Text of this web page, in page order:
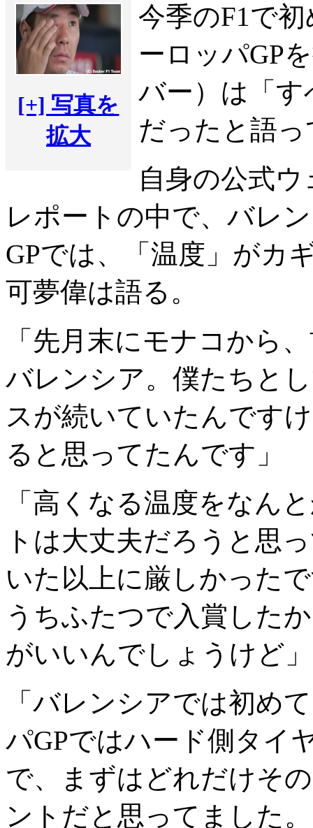
[+] 写真を
拡大
今季のF1で
ーロッパGP
バー）は「
だったと語
自身の公式
レポートの中で、バレ
GPでは、「温度」がカ
可夢偉は語る。
「先月末にモナコから
バレンシア。僕たちと
スが続いていたんです
ると思ってたんです」
「高くなる温度をなん
トは大丈夫だろうと思
いた以上に厳しかった
うちふたつで入賞した
がいいんでしょうけど」
「バレンシアでは初め
パGPではハード側タイ
で、まずはどれだけそ
ントだと思ってました